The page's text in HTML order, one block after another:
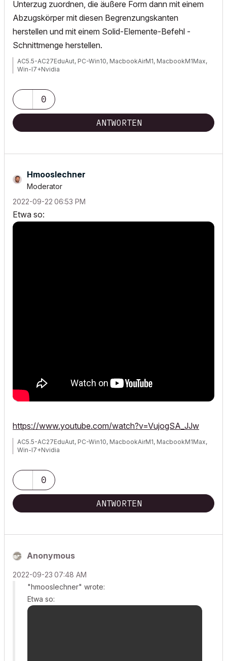
Unterzug zuordnen, die äußere Form dann mit einem
Abzugskörper mit diesen Begrenzungskanten
herstellen und mit einem Solid-Elemente-Befehl -
Schnittmenge herstellen.
AC5.5-AC27EduAut, PC-Win10, MacbookAirM1, MacbookM1Max,
Win-I7+Nvidia
0
ANTWORTEN
Hmooslechner
Moderator
‎2022-09-22 06:53 PM
Etwa so:
https://www.youtube.com/watch?v=VujogSA_JJw
AC5.5-AC27EduAut, PC-Win10, MacbookAirM1, MacbookM1Max,
Win-I7+Nvidia
0
ANTWORTEN
Anonymous
‎2022-09-23 07:48 AM
"hmooslechner" wrote:
Etwa so: